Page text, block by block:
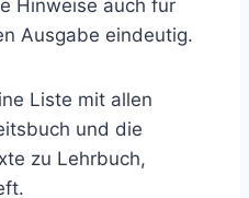
Hinweise auch für
Ausgabe eindeutig.
Liste mit allen
und die
zu Lehrbuch,